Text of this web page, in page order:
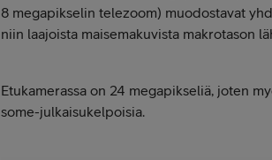
8 megapikselin telezoom) muodostavat
niin laajoista maisemakuvista makrotason
Etukamerassa on 24 megapikseliä, joten
some-julkaisukelpoisia.